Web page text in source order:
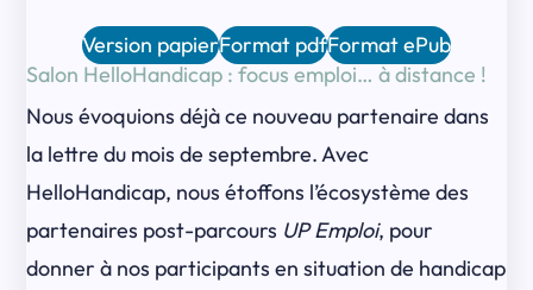
Version papierFormat pdfFormat ePub
Salon HelloHandicap : focus emploi… à distance !
Nous évoquions déjà ce nouveau partenaire dans
la lettre du mois de septembre. Avec
HelloHandicap, nous étoffons l’écosystème des
partenaires post-parcours UP Emploi, pour
donner à nos participants en situation de handicap